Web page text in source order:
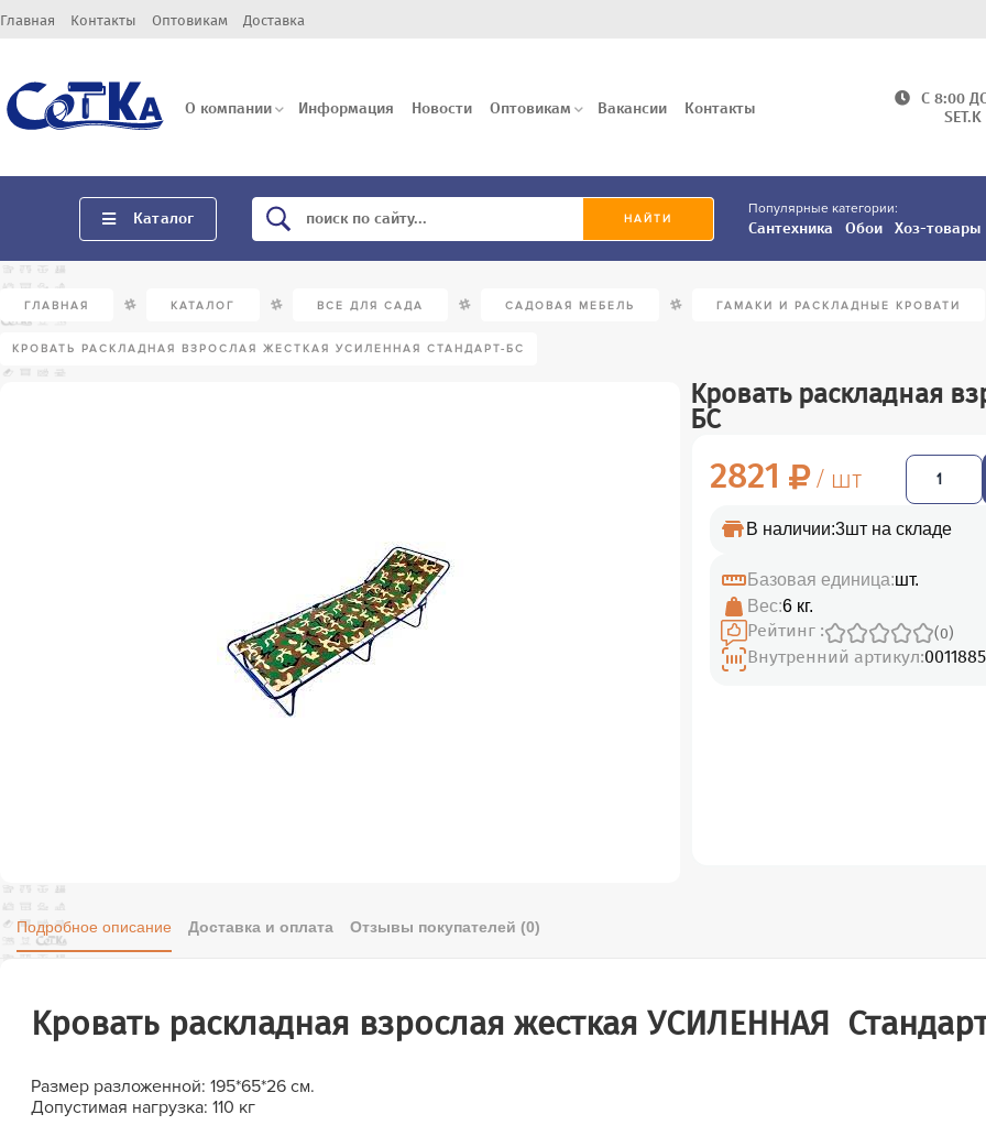
Главная Контакты Оптовикам Доставка
О компании Информация Новости Оптовикам Вакансии Контакты
C 8:00
SET.K
Каталог Популярные категории:
Сантехника Обои Хоз-товары
ГЛАВНАЯ / КАТАЛОГ / ВСЕ ДЛЯ САДА / САДОВАЯ МЕБЕЛЬ / ГАМАКИ И РАСКЛАДНЫЕ КРОВАТИ
КРОВАТЬ РАСКЛАДНАЯ ВЗРОСЛАЯ ЖЕСТКАЯ УСИЛЕННАЯ СТАНДАРТ-БС
Кровать раскладная
БС
2821 / шт
В наличии:3шт на складе
Базовая единица:шт.
Вес:6 кг.
Рейтинг : (0)
Внутренний артикул:
Подробное описание Доставка и оплата Отзывы покупателей (0)
Кровать раскладная взрослая жесткая УСИЛЕННАЯ
Размер разложенной: 195*65*26 см.
Допустимая нагрузка: 110 кг